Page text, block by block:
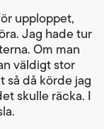
upploppet,
Jag hade tur
Om man
väldigt stor
så då körde jag
skulle räcka. I